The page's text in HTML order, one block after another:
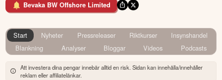
Bevaka BW Offshore Limited
Start Nyheter Pressreleaser Riktkurser
Insynshandel
Blankning
Analyser Bloggar Videos Podcasts
Att investera dina pengar innebär alltid en risk. Sidan kan innehålla/innehåller
reklam eller affiliatelänkar.